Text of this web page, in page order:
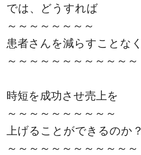
では、どうすれば
～～～～～～～～
患者さんを減らすことなく
～～～～～～～～～～～～
時短を成功させ売上を
～～～～～～～～～～
上げることができるのか？
～～～～～～～～～～～～